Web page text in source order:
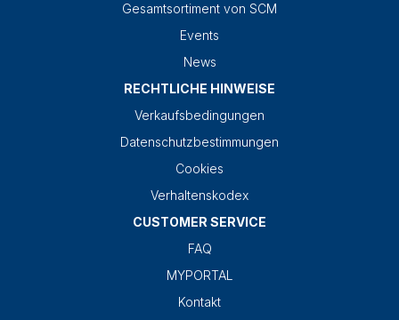
Gesamtsortiment von SCM
Events
News
RECHTLICHE HINWEISE
Verkaufsbedingungen
Datenschutzbestimmungen
Cookies
Verhaltenskodex
CUSTOMER SERVICE
FAQ
MYPORTAL
Kontakt